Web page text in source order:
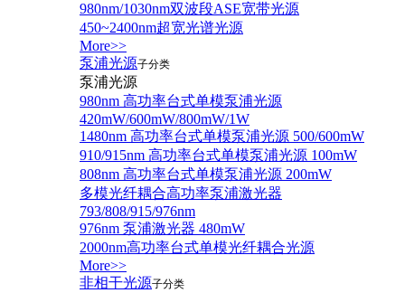
980nm/1030nm双波段ASE宽带光源
450~2400nm超宽光谱光源
More>>
泵浦光源子分类
泵浦光源
980nm 高功率台式单模泵浦光源
420mW/600mW/800mW/1W
1480nm 高功率台式单模泵浦光源 500/600mW
910/915nm 高功率台式单模泵浦光源 100mW
808nm 高功率台式单模泵浦光源 200mW
多模光纤耦合高功率泵浦激光器
793/808/915/976nm
976nm 泵浦激光器 480mW
2000nm高功率台式单模光纤耦合光源
More>>
非相干光源子分类